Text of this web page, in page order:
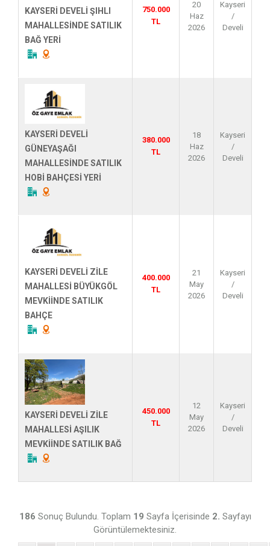
KAYSERİ DEVELİ ŞIHLI
MAHALLESİNDE SATILIK
BAĞ YERİ
750.000
TL
20
Haz
2026
Kayseri
/
Develi
KAYSERİ DEVELİ
GÜNEYAŞAĞI
MAHALLESİNDE SATILIK
HOBİ BAHÇESİ YERİ
380.000
TL
18
Haz
2026
Kayseri
/
Develi
KAYSERİ DEVELİ ZİLE
MAHALLESİ BÜYÜKGÖL
MEVKİİNDE SATILIK
BAHÇE
400.000
TL
21
May
2026
Kayseri
/
Develi
KAYSERİ DEVELİ ZİLE
MAHALLESİ AŞILIK
MEVKİİNDE SATILIK BAĞ
450.000
TL
12
May
2026
Kayseri
/
Develi
186 Sonuç Bulundu. Toplam 19 Sayfa İçerisinde 2. Sayfayı
Görüntülemektesiniz.